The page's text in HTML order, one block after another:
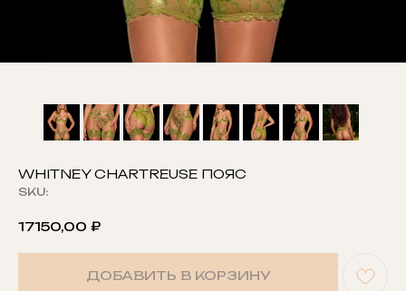
WHITNEY CHARTREUSE ПОЯС
SKU:
17150,00 ₽
ДОБАВИТЬ В КОРЗИНУ